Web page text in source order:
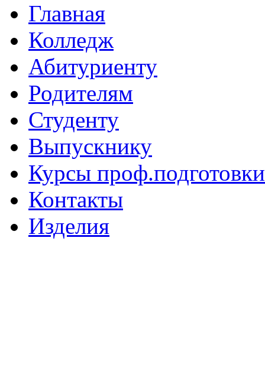
Главная
Колледж
Абитуриенту
Родителям
Студенту
Выпускнику
Курсы проф.подготовки
Контакты
Изделия